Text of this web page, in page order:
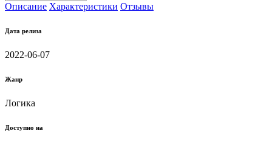
Описание Характеристики Отзывы
Дата релиза
2022-06-07
Жанр
Логика
Доступно на